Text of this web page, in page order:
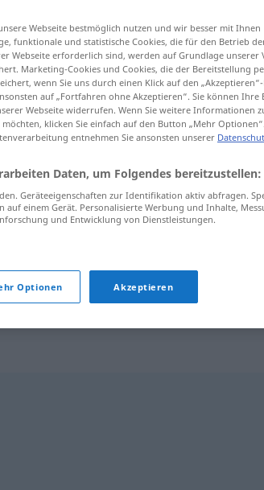
cailler
faire cailler
on(se) ici FAM
Webseite bestmöglich nutzen und wir besser mit Ihnen
funktionale und statistische Cookies, die für den Betrieb
Webseite erforderlich sind, werden auf Grundlage unserer
Marketing-Cookies und Cookies, die der Bereitstellung
wenn Sie uns durch einen Klick auf den
auf „Fortfahren ohne Akzeptieren“. Sie können Ihre
Webseite widerrufen. Wenn Sie weitere Informationen
klicken Sie einfach auf den Button „Mehr Optionen“.
entnehmen Sie ansonsten unserer
Daten, um Folgendes bereitzustellen:
Geräteeigenschaften zur Identifikation aktiv abfragen.
einem Gerät. Personalisierte Werbung und Inhalte,
und Entwicklung von Dienstleistungen.
Optionen Akzeptieren